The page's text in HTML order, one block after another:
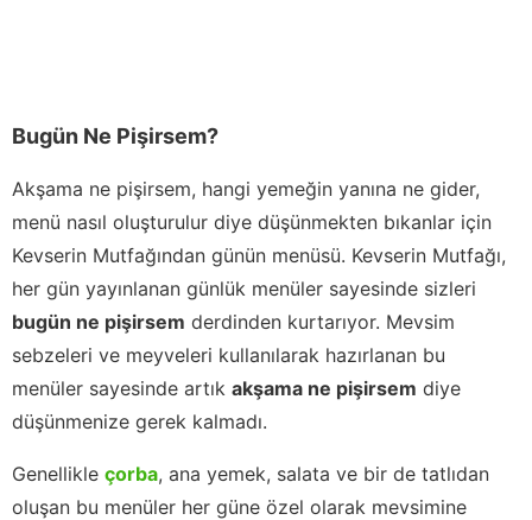
Bugün Ne Pişirsem?
Akşama ne pişirsem, hangi yemeğin yanına ne gider,
menü nasıl oluşturulur diye düşünmekten bıkanlar için
Kevserin Mutfağından günün menüsü. Kevserin Mutfağı,
her gün yayınlanan günlük menüler sayesinde sizleri
bugün ne pişirsem derdinden kurtarıyor. Mevsim
sebzeleri ve meyveleri kullanılarak hazırlanan bu
menüler sayesinde artık akşama ne pişirsem diye
düşünmenize gerek kalmadı.
Genellikle çorba, ana yemek, salata ve bir de tatlıdan
oluşan bu menüler her güne özel olarak mevsimine